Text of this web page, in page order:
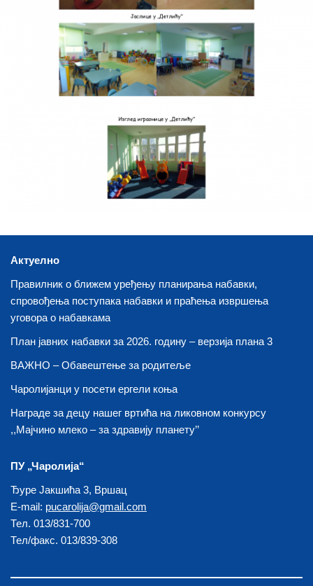
Актуелно
Правилник о ближем уређењу планирања набавки,
спровођења поступака набавки и праћења извршења
уговора о набавкама
План јавних набавки за 2026. годину – верзија плана 3
ВАЖНО – Обавештење за родитеље
Чаролијанци у посети ергели коња
Награде за децу нашег вртића на ликовном конкурсу
,,Мајчино млеко – за здравију планету’’
ПУ „Чаролија“
Ђуре Јакшића 3, Вршац
E-mail: pucarolija@gmail.com
Тел. 013/831-700
Тел/факс. 013/839-308